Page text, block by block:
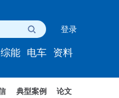
登录
综能 电车 资料
典型案例 论文